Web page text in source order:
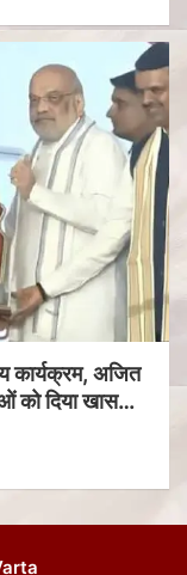
कार्यक्रम, अजित
को दिया खास